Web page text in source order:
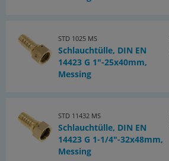
STD 1025 MS
Schlauchtülle, DIN EN
14423 G 1"-25x40mm,
Messing
STD 11432 MS
Schlauchtülle, DIN EN
14423 G 1-1/4"-32x48mm,
Messing